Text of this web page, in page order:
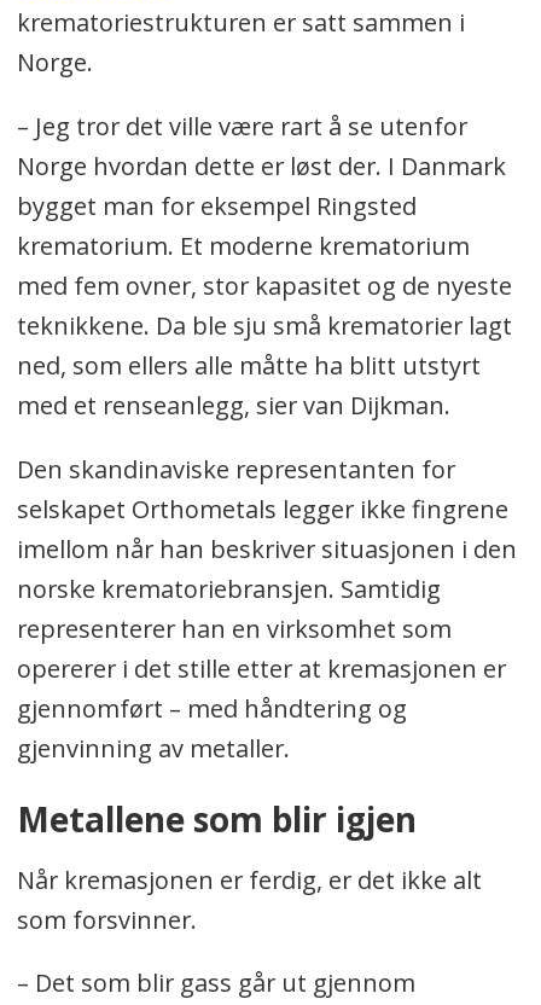
krematoriestrukturen er satt sammen i
Norge.
– Jeg tror det ville være rart å se utenfor
Norge hvordan dette er løst der. I Danmark
bygget man for eksempel Ringsted
krematorium. Et moderne krematorium
med fem ovner, stor kapasitet og de nyeste
teknikkene. Da ble sju små krematorier lagt
ned, som ellers alle måtte ha blitt utstyrt
med et renseanlegg, sier van Dijkman.
Den skandinaviske representanten for
selskapet Orthometals legger ikke fingrene
imellom når han beskriver situasjonen i den
norske krematoriebransjen. Samtidig
representerer han en virksomhet som
opererer i det stille etter at kremasjonen er
gjennomført – med håndtering og
gjenvinning av metaller.
Metallene som blir igjen
Når kremasjonen er ferdig, er det ikke alt
som forsvinner.
– Det som blir gass går ut gjennom